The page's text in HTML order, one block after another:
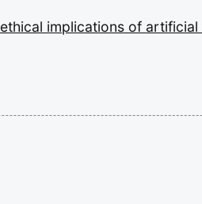
ethical implications of artificial